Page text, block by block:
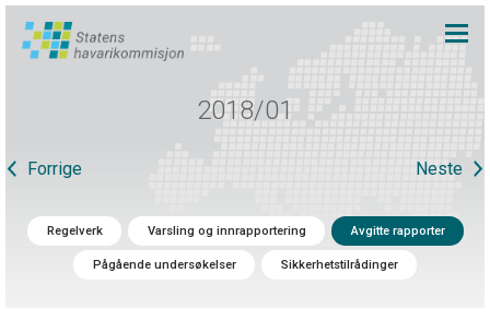
2018/01
Forrige Neste
Regelverk Varsling og innrapportering Avgitte rapporter
Pågående undersøkelser Sikkerhetstilrådinger